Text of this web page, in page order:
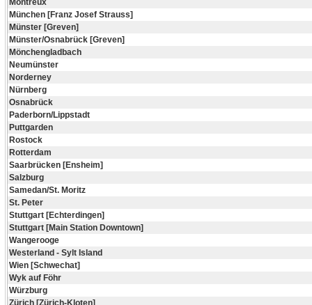
München [Franz Josef Strauss]
Münster [Greven]
Münster/Osnabrück [Greven]
Mönchengladbach
Neumünster
Norderney
Nürnberg
Osnabrück
Paderborn/Lippstadt
Puttgarden
Rostock
Rotterdam
Saarbrücken [Ensheim]
Salzburg
Samedan/St. Moritz
St. Peter
Stuttgart [Echterdingen]
Stuttgart [Main Station Downtown]
Wangerooge
Westerland - Sylt Island
Wien [Schwechat]
Wyk auf Föhr
Würzburg
Zürich [Zürich-Kloten]